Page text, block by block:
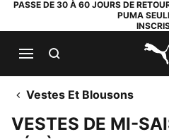
PASSE DE 30 À 60 JOURS DE
PUMA
Vestes Et Blousons
VESTES DE MI-